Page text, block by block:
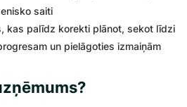
saiti
kas palīdz korekti plānot, sekot līdzi
un pielāgoties izmaiņām